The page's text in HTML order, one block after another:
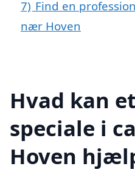
7) Find en
nær Hoven
Hvad kan
speciale i
Hoven